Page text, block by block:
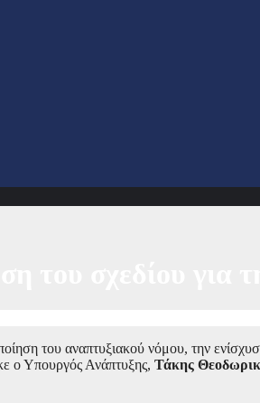
του αναπτυξιακού νόμου, την
ο Υπουργός Ανάπτυξης, Τάκης